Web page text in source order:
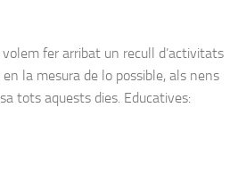
fer arribat un recull d’activitats
la mesura de lo possible, als nens
tots aquests dies. Educatives: